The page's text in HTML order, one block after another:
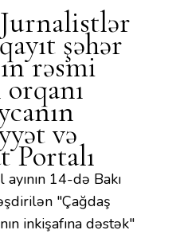
şəhər
rəsmi
və
Portalı
14-də Bakı
"Çağdaş
inkişafına dəstək"